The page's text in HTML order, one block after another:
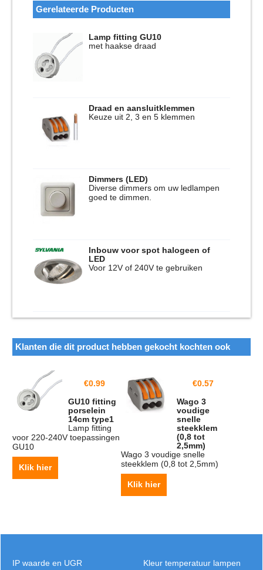
Gerelateerde Producten
Lamp fitting GU10
met haakse draad
Draad en aansluitklemmen
Keuze uit 2, 3 en 5 klemmen
Dimmers (LED)
Diverse dimmers om uw ledlampen
goed te dimmen.
Inbouw voor spot halogeen of
LED
Voor 12V of 240V te gebruiken
Klanten die dit product hebben gekocht kochten ook
€0.99
GU10 fitting
porselein
14cm type1
Lamp fitting
voor 220-240V toepassingen
GU10
Klik hier
€0.57
Wago 3
voudige
snelle
steekklem
(0,8 tot
2,5mm)
Wago 3 voudige snelle
steekklem (0,8 tot 2,5mm)
Klik hier
Kleur temperatuur lampen
IP waarde en UGR